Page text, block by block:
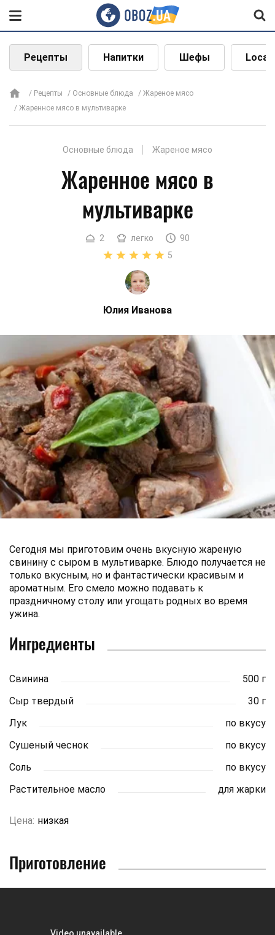
Рецепты Напитки Шефы Local
Рецепты Основные блюда
Жареное мясо
Жаренное мясо в мультиварке
Основные блюда Жареное мясо
Жаренное мясо в
мультиварке
2 легко
90
5
Юлия Иванова
Сегодня мы приготовим очень вкусную жареную
свинину с сыром в мультиварке. Блюдо получается не
только вкусным, но и фантастически красивым и
ароматным. Его смело можно подавать к
праздничному столу или угощать родных во время
ужина.
Ингредиенты
Свинина
500 г
Сыр твердый
30 г
Лук
по вкусу
Сушеный чеснок
по вкусу
Соль
по вкусу
Растительное масло
для жарки
Цена: низкая
Приготовление